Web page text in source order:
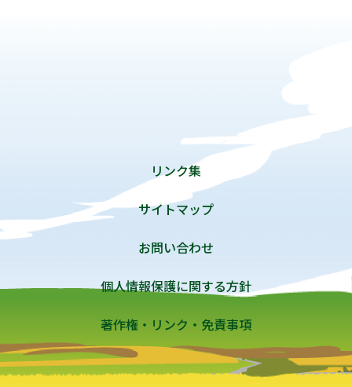
リンク集
サイトマップ
お問い合わせ
個人情報保護に関する方針
著作権・リンク・免責事項